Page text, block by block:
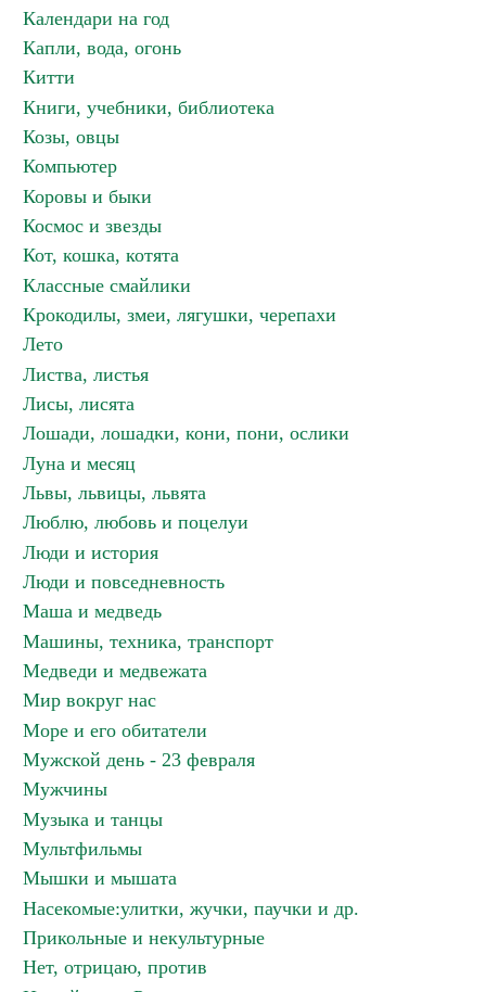
Календари на год
Капли, вода, огонь
Китти
Книги, учебники, библиотека
Козы, овцы
Компьютер
Коровы и быки
Космос и звезды
Кот, кошка, котята
Классные смайлики
Крокодилы, змеи, лягушки, черепахи
Лето
Листва, листья
Лисы, лисята
Лошади, лошадки, кони, пони, ослики
Луна и месяц
Львы, львицы, львята
Люблю, любовь и поцелуи
Люди и история
Люди и повседневность
Маша и медведь
Машины, техника, транспорт
Медведи и медвежата
Мир вокруг нас
Море и его обитатели
Мужской день - 23 февраля
Мужчины
Музыка и танцы
Мультфильмы
Мышки и мышата
Насекомые:улитки, жучки, паучки и др.
Прикольные и некультурные
Нет, отрицаю, против